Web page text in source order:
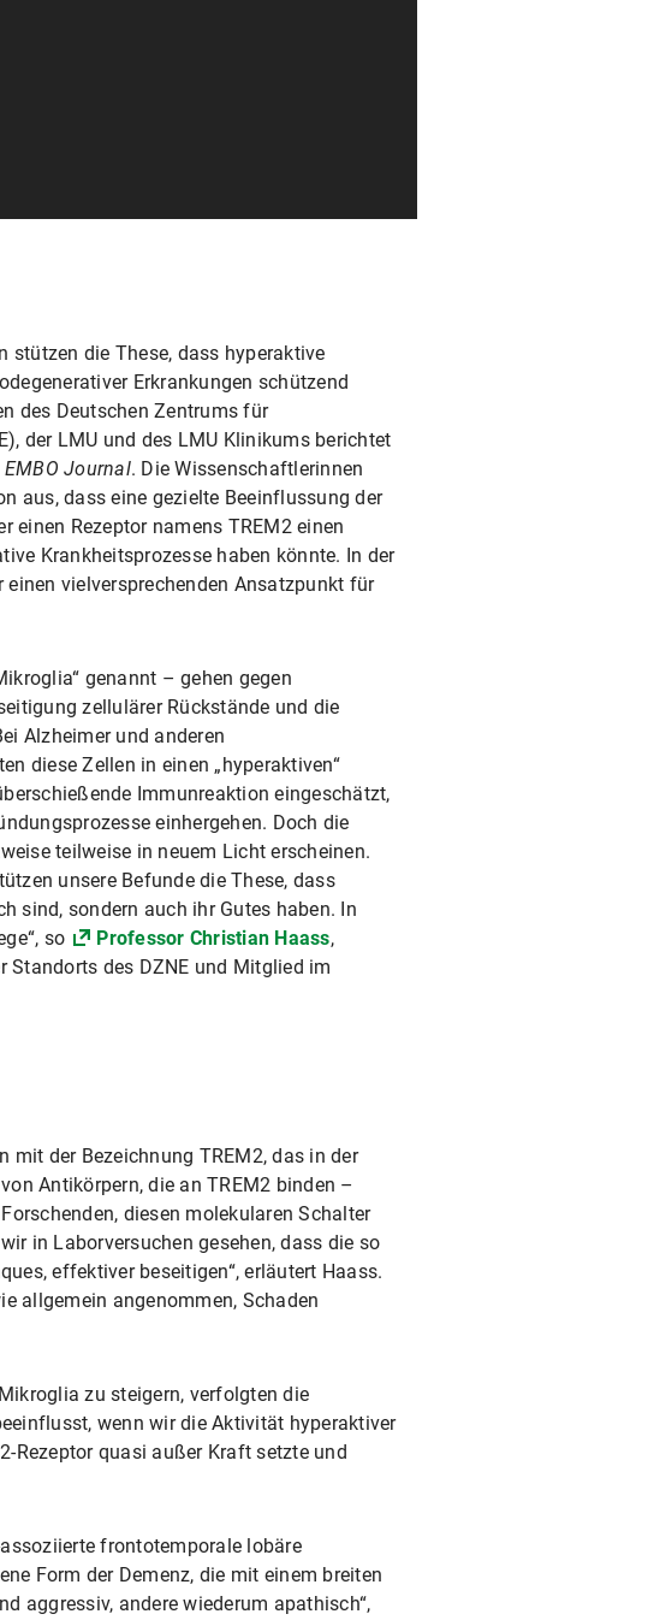
stützen die These, dass hyperaktive
Erkrankungen schützend
des Deutschen Zentrums für
der LMU und des LMU Klinikums berichtet
EMBO Journal. Die Wissenschaftlerinnen
aus, dass eine gezielte Beeinflussung der
einen Rezeptor namens TREM2 einen
Krankheitsprozesse haben könnte. In der
vielversprechenden Ansatzpunkt für
genannt – gehen gegen
zellulärer Rückstände und die
Alzheimer und anderen
diese Zellen in einen „hyperaktiven“
Immunreaktion eingeschätzt,
einhergehen. Doch die
teilweise in neuem Licht erscheinen.
unsere Befunde die These, dass
sind, sondern auch ihr Gutes haben. In
so
Professor Christian Haass,
Standorts des DZNE und Mitglied im
der Bezeichnung TREM2, das in der
Antikörpern, die an TREM2 binden –
diesen molekularen Schalter
in Laborversuchen gesehen, dass die so
effektiver beseitigen“, erläutert Haass.
allgemein angenommen, Schaden
zu steigern, verfolgten die
wenn wir die Aktivität hyperaktiver
Rezeptor quasi außer Kraft setzte und
frontotemporale lobäre
Form der Demenz, die mit einem breiten
aggressiv, andere wiederum apathisch“,